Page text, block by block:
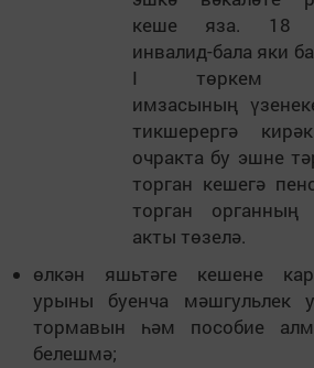
кеше яза. 18
инвалид-бала яки
I төркем
имзасының ү
тикшерергә кирә
очракта бу эшне тә
торган кешегә
торган органның
акты төзелә.
өлкән яшьтәге кешене
урыны буенча мәшгульлек
тормавын һәм пособие
белешмә;